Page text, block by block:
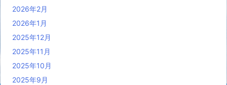
2026年2月
2026年1月
2025年12月
2025年11月
2025年10月
2025年9月